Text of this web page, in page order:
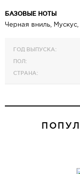
БАЗОВЫЕ НОТЫ
Черная вниль, Мускус,
ГОД ВЫПУСКА:
ПОЛ:
СТРАНА: